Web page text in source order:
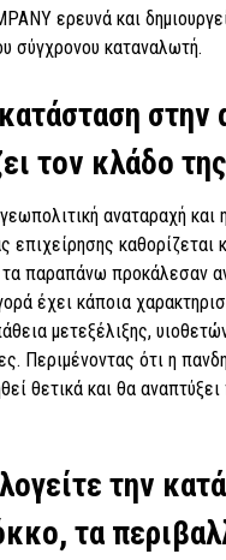
ερευνά και
σύγχρονου καταναλωτή.
στην
τον κλάδο
αναταραχή
καθορίζεται
παραπάνω προκάλεσαν
έχει κάποια
μετεξέλιξης,
Περιμένοντας ότι η
θετικά και θα
την
τα